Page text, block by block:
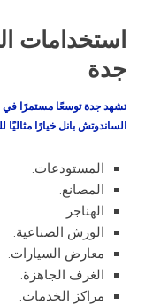
استخدامات
جدة
تشهد جدة توسعًا مستمرًا في
الساندوتش بانل خيارًا
المستودعات.
المصانع.
الهناجر.
الورش الصناعية.
معارض السيارات.
الغرف الجاهزة.
مراكز الخدمات.